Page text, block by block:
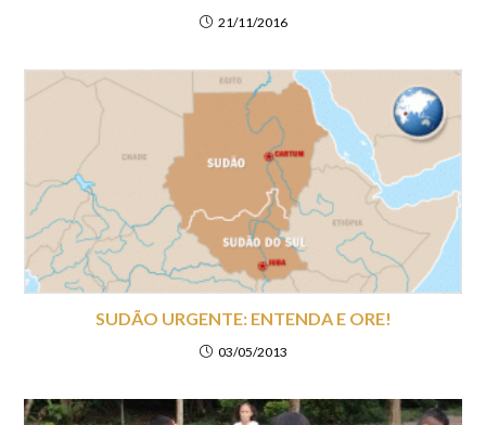
21/11/2016
SUDÃO URGENTE: ENTENDA E ORE!
03/05/2013